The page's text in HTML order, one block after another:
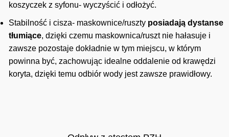
koszyczek z syfonu- wyczyścić i odłożyć.
Stabilność i cisza- maskownice/ruszty posiadają dystanse
tłumiące, dzięki czemu maskownica/ruszt nie hałasuje i
zawsze pozostaje dokładnie w tym miejscu, w którym
powinna być, zachowując idealne oddalenie od krawędzi
koryta, dzięki temu odbiór wody jest zawsze prawidłowy.